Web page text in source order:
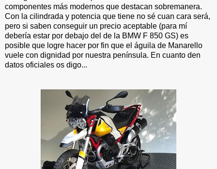
componentes más modernos que destacan sobremanera.
Con la cilindrada y potencia que tiene no sé cuan cara será,
pero si saben conseguir un precio aceptable (para mí
debería estar por debajo del de la BMW F 850 GS) es
posible que logre hacer por fin que el águila de Manarello
vuele con dignidad por nuestra península. En cuanto den
datos oficiales os digo...